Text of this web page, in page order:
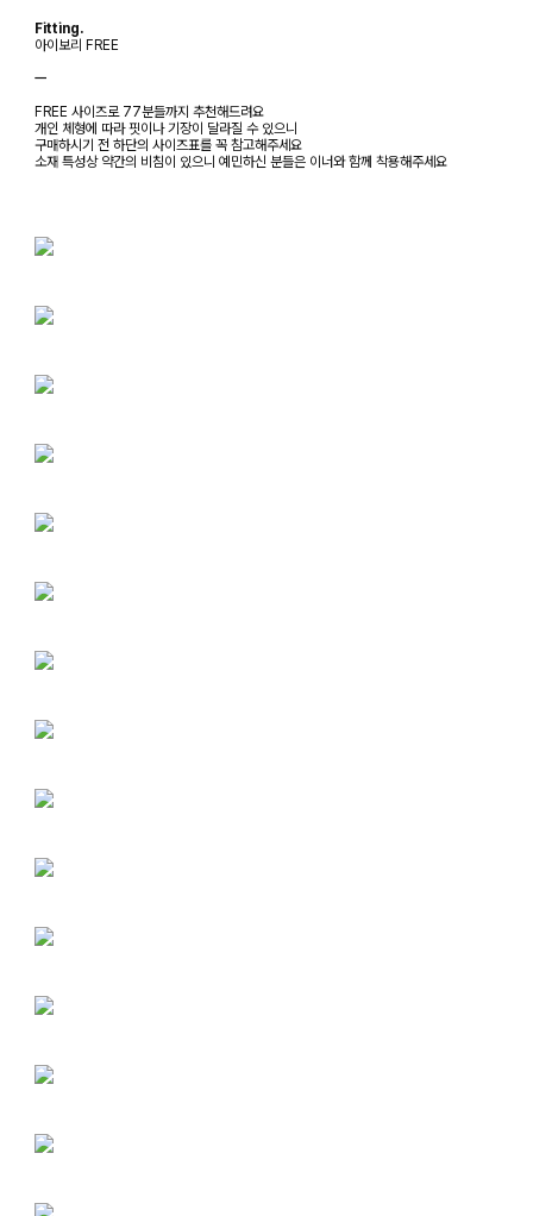
Fitting.
아이보리 FREE
ㅡ
FREE 사이즈로 77분들까지 추천해드려요
개인 체형에 따라 핏이나 기장이 달라질 수 있으니
구매하시기 전 하단의 사이즈표를 꼭 참고해주세요
소재 특성상 약간의 비침이 있으니 예민하신 분들은 이너와 함께 착용해주세요